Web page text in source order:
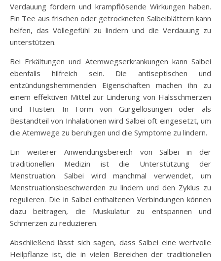
Verdauung fördern und krampflösende Wirkungen haben.
Ein Tee aus frischen oder getrockneten Salbeiblättern kann
helfen, das Völlegefühl zu lindern und die Verdauung zu
unterstützen.
Bei Erkältungen und Atemwegserkrankungen kann Salbei
ebenfalls hilfreich sein. Die antiseptischen und
entzündungshemmenden Eigenschaften machen ihn zu
einem effektiven Mittel zur Linderung von Halsschmerzen
und Husten. In Form von Gurgellösungen oder als
Bestandteil von Inhalationen wird Salbei oft eingesetzt, um
die Atemwege zu beruhigen und die Symptome zu lindern.
Ein weiterer Anwendungsbereich von Salbei in der
traditionellen Medizin ist die Unterstützung der
Menstruation. Salbei wird manchmal verwendet, um
Menstruationsbeschwerden zu lindern und den Zyklus zu
regulieren. Die in Salbei enthaltenen Verbindungen können
dazu beitragen, die Muskulatur zu entspannen und
Schmerzen zu reduzieren.
Abschließend lässt sich sagen, dass Salbei eine wertvolle
Heilpflanze ist, die in vielen Bereichen der traditionellen